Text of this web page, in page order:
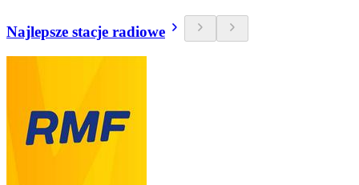
Najlepsze stacje radiowe